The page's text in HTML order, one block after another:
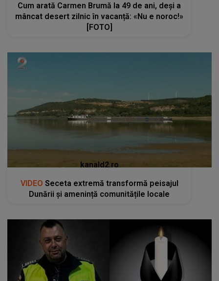
Cum arată Carmen Brumă la 49 de ani, deși a
mâncat desert zilnic în vacanță: «Nu e noroc!»
[FOTO]
kanald2.ro
VIDEO Seceta extremă transformă peisajul
Dunării și amenință comunitățile locale